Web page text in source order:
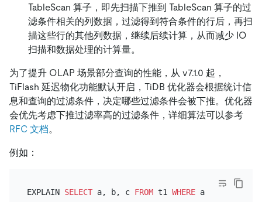
TableScan 算子，即先扫描下推到 TableScan 算子的过
滤条件相关的列数据，过滤得到符合条件的行后，再扫
描这些行的其他列数据，继续后续计算，从而减少 IO
扫描和数据处理的计算量。
为了提升 OLAP 场景部分查询的性能，从 v7.1.0 起，
TiFlash 延迟物化功能默认开启，TiDB 优化器会根据统计信
息和查询的过滤条件，决定哪些过滤条件会被下推。优化器
会优先考虑下推过滤率高的过滤条件，详细算法可以参考
RFC 文档。
例如：
EXPLAIN SELECT a, b, c FROM t1 WHERE a